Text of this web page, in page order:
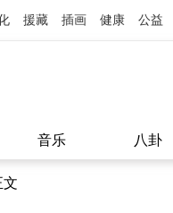
援藏 插画 健康 公益
音乐 八卦
文